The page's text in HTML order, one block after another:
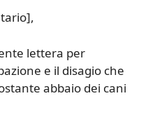
lettera per
e il disagio che
abbaio dei cani